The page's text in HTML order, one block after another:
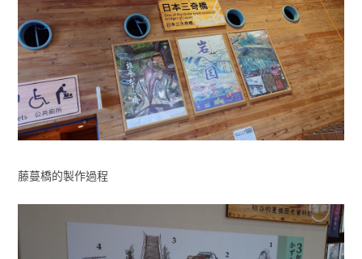
藤蔓橋的製作過程